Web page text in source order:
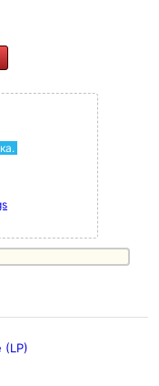
(LP)